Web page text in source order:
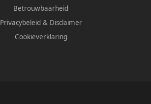
Betrouwbaarheid
Privacybeleid & Disclaimer
Cookieverklaring